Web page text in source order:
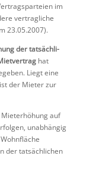
im
vertrag­liche
23.05.2007).
der tatsäch­li­
hat
Liegt eine
der Mieter zur
auf
unabhängig
der tatsäch­li­chen